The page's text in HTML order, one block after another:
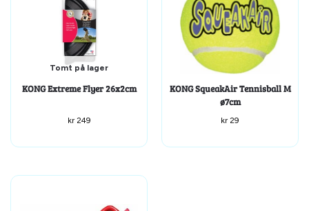
Tomt på lager
KONG Extreme Flyer 26x2cm
kr249
KONG SqueakAir Tennisball M
ø7cm
kr 29